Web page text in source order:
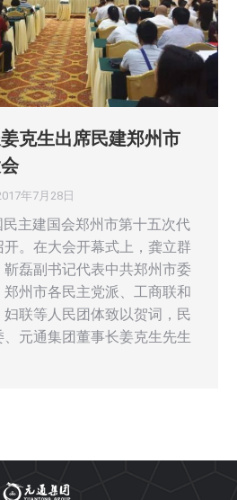
克生出席民建郑州市
年7月28日
主建国会郑州市第十五次代
。在大会开幕式上，龚立群
磊副书记代表中共郑州市委
州市各民主党派、工商联和
联等人民团体致以贺词，民
元通集团董事长姜克生先生